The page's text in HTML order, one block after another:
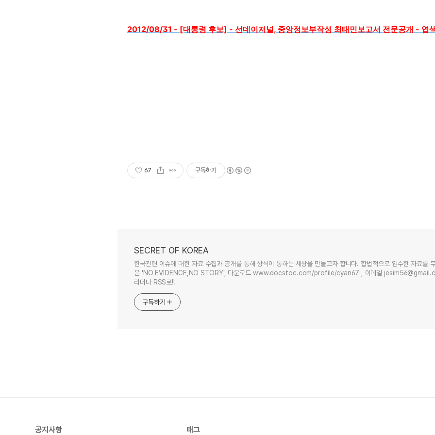
2012/08/31 - [대통령 후보] - 선데이저널, 중앙정보부작성 최태민보고서 전문공개 - 엽
67 구독하기
SECRET OF KOREA
한국관련 이슈에 대한 자료 수집과 공개를 통해 상식이 통하는 세상을 만들고자 합니다. 합법적으로 입수한 자료를
은 'NO EVIDENCE,NO STORY', 다운로드 www.docstoc.com/profile/cyan67 , 이메일
리더나 RSS로!!
구독하기
공지사항 태그